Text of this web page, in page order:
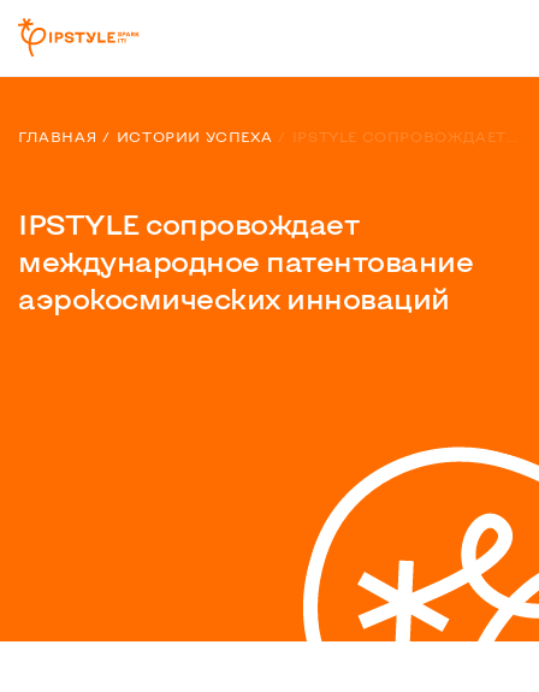
ГЛАВНАЯ ИСТОРИИ УСПЕХА
IPSTYLE сопровождает
международное патентование
аэрокосмических инноваций